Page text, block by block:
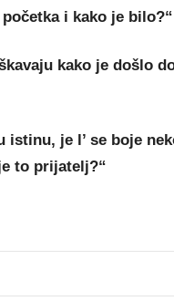
i kako je bilo?“
kako je došlo
istinu, je l’ se boje
to prijatelj?“